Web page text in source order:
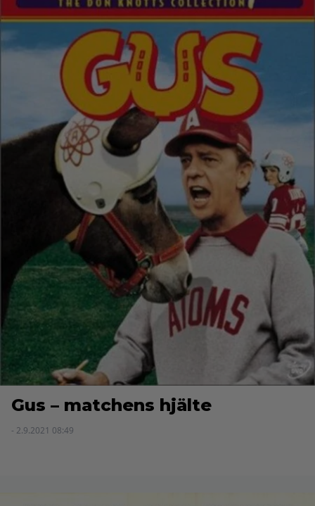
Gus – matchens hjälte
- 2.9.2021 08:49